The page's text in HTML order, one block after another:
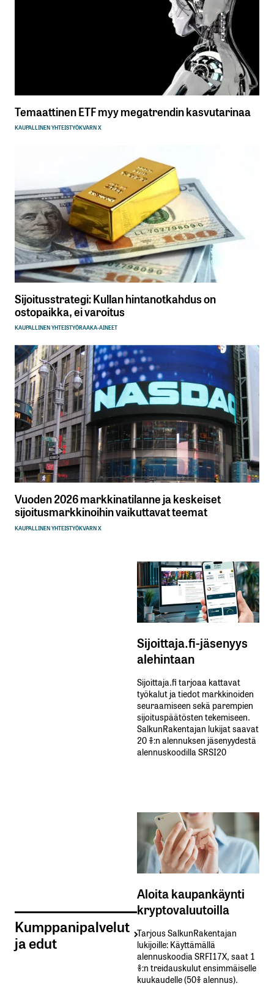
Temaattinen ETF myy megatrendin kasvutarinaa
KAUPALLINEN YHTEISTYÖKVARN X
Sijoitusstrategi: Kullan hintanotkahdus on
ostopaikka, ei varoitus
KAUPALLINEN YHTEISTYÖRAAKA-AINEET
Vuoden 2026 markkinatilanne ja keskeiset
sijoitusmarkkinoihin vaikuttavat teemat
KAUPALLINEN YHTEISTYÖKVARN X
Kumppanipalvelut
ja edut
Sijoittaja.fi-jäsenyys
alehintaan
Sijoittaja.fi tarjoaa kattavat
työkalut ja tiedot markkinoiden
seuraamiseen sekä parempien
sijoituspäätösten tekemiseen.
SalkunRakentajan lukijat saavat
20 %:n alennuksen jäsenyydestä
alennuskoodilla SRSI20
Aloita kaupankäynti
kryptovaluutoilla
Tarjous SalkunRakentajan
lukijoille: Käyttämällä​ ​
alennuskoodia​ ​SRFI17X,​ ​saat​ ​1
%:n treidauskulut​ ​ensimmäiselle​ ​
kuukaudelle​ ​(50%​ ​alennus).